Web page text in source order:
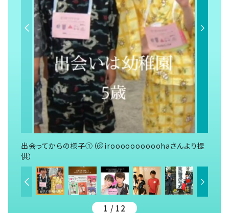
出会ってからの様子①（＠iroooooooooohaさんより提
供）
1 / 12